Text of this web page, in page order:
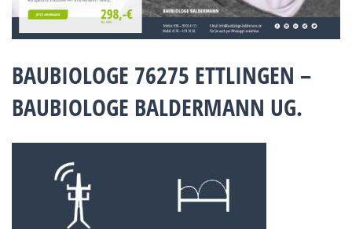
BAUBIOLOGE 76275 ETTLINGEN –
BAUBIOLOGE BALDERMANN UG.